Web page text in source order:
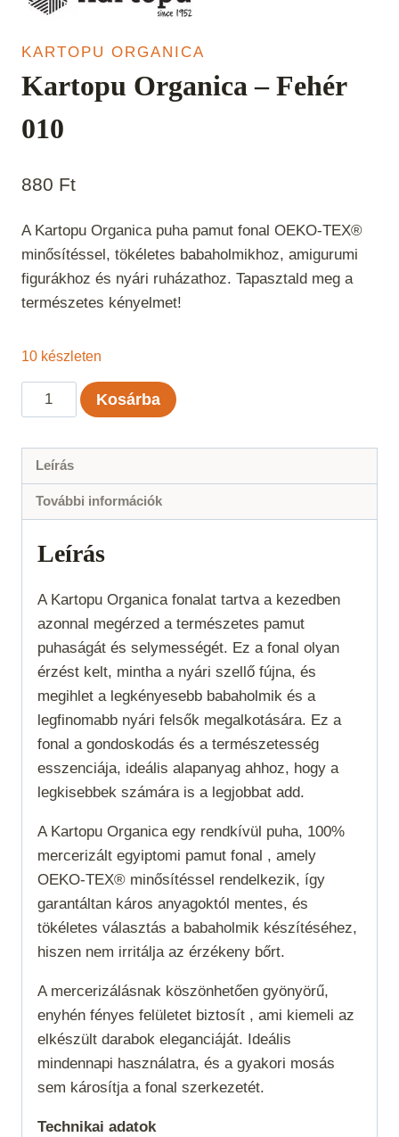
KARTOPU ORGANICA
Kartopu Organica – Fehér
010
880 Ft
A Kartopu Organica puha pamut fonal OEKO-TEX®
minősítéssel, tökéletes babaholmikhoz, amigurumi
figurákhoz és nyári ruházathoz. Tapasztald meg a
természetes kényelmet!
10 készleten
Kartopu
Organica
Fehér
010
Kosárba
Leírás
További információk
Leírás
A Kartopu Organica fonalat tartva a kezedben
azonnal megérzed a természetes pamut
puhaságát és selymességét. Ez a fonal olyan
érzést kelt, mintha a nyári szellő fújna, és
megihlet a legkényesebb babaholmik és a
legfinomabb nyári felsők megalkotására. Ez a
fonal a gondoskodás és a természetesség
esszenciája, ideális alapanyag ahhoz, hogy a
legkisebbek számára is a legjobbat add.
A Kartopu Organica egy rendkívül puha, 100%
mercerizált egyiptomi pamut fonal , amely
OEKO-TEX® minősítéssel rendelkezik, így
garantáltan káros anyagoktól mentes, és
tökéletes választás a babaholmik készítéséhez,
hiszen nem irritálja az érzékeny bőrt.
A mercerizálásnak köszönhetően gyönyörű,
enyhén fényes felületet biztosít , ami kiemeli az
elkészült darabok eleganciáját. Ideális
mindennapi használatra, és a gyakori mosás
sem károsítja a fonal szerkezetét.
Technikai adatok